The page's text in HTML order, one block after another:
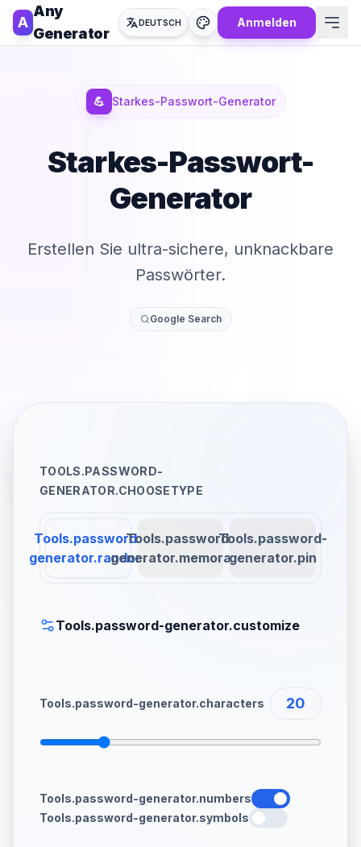
A
Any
Generator
DEUTSCH Anmelden
💪 Starkes-Passwort-Generator
Starkes-Passwort-
Generator
Erstellen Sie ultra-sichere, unknackbare
Passwörter.
Google Search
TOOLS.PASSWORD-
GENERATOR.CHOOSETYPE
Tools.password-
generator.random
Tools.password-
generator.memorable
Tools.password-
generator.pin
Tools.password-generator.customize
Tools.password-generator.characters 20
Tools.password-generator.numbers
Tools.password-generator.symbols